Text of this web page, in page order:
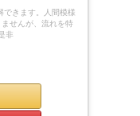
できます。人間模様
せんが、流れを特
非